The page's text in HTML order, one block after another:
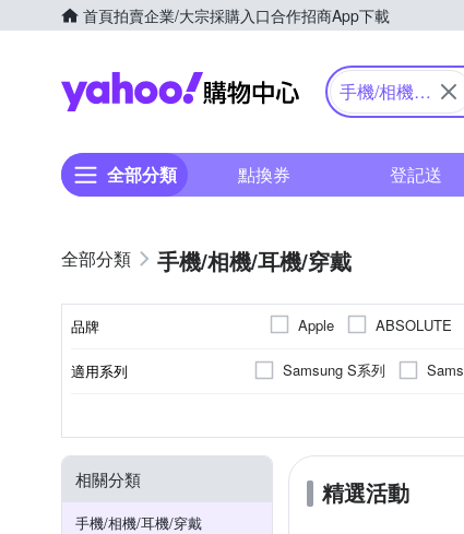
首頁拍賣企業/大宗採購入口合作招商App下載
Yahoo購物中心
手機/相機/
全部分類 點換券 登記送
手機/相機/耳機/穿戴
品牌 Apple ABSOLUTE
Candies
CASE-MATE
Marumi
Metal-Slim
SAMYANG
適用系列 Samsung S系列
iPhone 13 Pro
vivo系
iPhone 12 Pro Max
相關分類
手機/相機/耳機/穿戴
精選活動